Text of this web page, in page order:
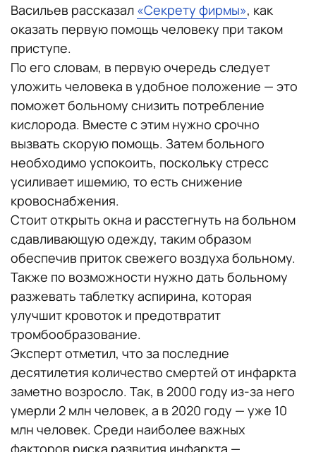
Васильев рассказал «Секрету фирмы», как
оказать первую помощь человеку при таком
приступе.
По его словам, в первую очередь следует
уложить человека в удобное положение — это
поможет больному снизить потребление
кислорода. Вместе с этим нужно срочно
вызвать скорую помощь. Затем больного
необходимо успокоить, поскольку стресс
усиливает ишемию, то есть снижение
кровоснабжения.
Стоит открыть окна и расстегнуть на больном
сдавливающую одежду, таким образом
обеспечив приток свежего воздуха больному.
Также по возможности нужно дать больному
разжевать таблетку аспирина, которая
улучшит кровоток и предотвратит
тромбообразование.
Эксперт отметил, что за последние
десятилетия количество смертей от инфаркта
заметно возросло. Так, в 2000 году из-за него
умерли 2 млн человек, а в 2020 году — уже 10
млн человек. Среди наиболее важных
факторов риска развития инфаркта —